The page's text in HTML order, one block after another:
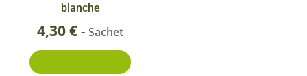
blanche
4,30€- Sachet